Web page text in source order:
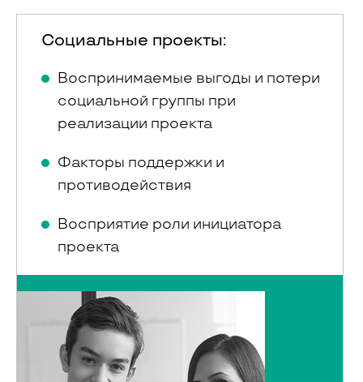
Социальные проекты:
Воспринимаемые выгоды и потери
социальной группы при
реализации проекта
Факторы поддержки и
противодействия
Восприятие роли инициатора
проекта